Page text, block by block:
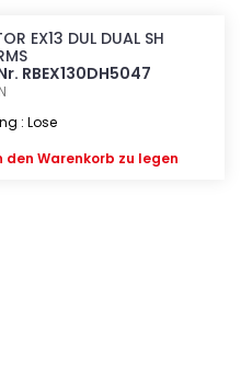
EX13 DUL DUAL SH
RBEX130DH5047
: Lose
den Warenkorb zu legen